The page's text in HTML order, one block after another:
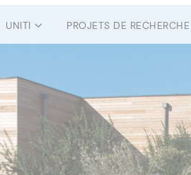
UNITI PROJETS DE RECHERCHE